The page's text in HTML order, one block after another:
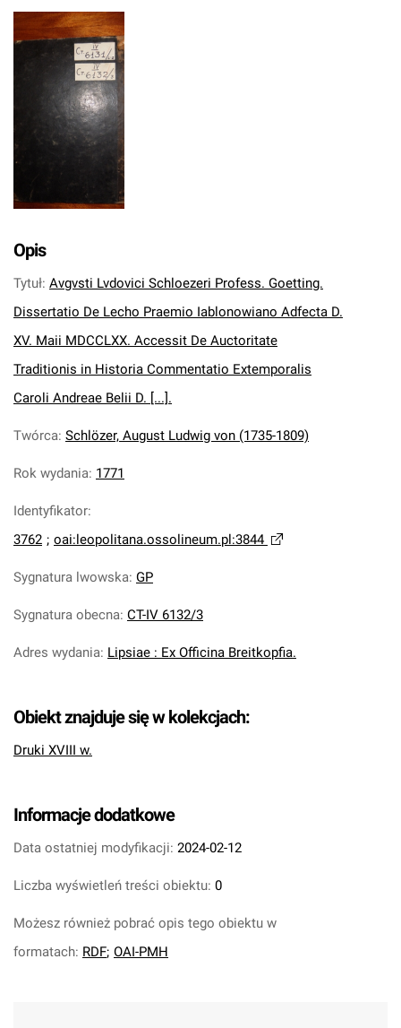
Opis
Tytuł: Avgvsti Lvdovici Schloezeri Profess. Goetting.
Dissertatio De Lecho Praemio Iablonowiano Adfecta D.
XV. Maii MDCCLXX. Accessit De Auctoritate
Traditionis in Historia Commentatio Extemporalis
Caroli Andreae Belii D. [...].
Twórca: Schlözer, August Ludwig von (1735-1809)
Rok wydania: 1771
Identyfikator:
3762 ; oai:leopolitana.ossolineum.pl:3844
Sygnatura lwowska: GP
Sygnatura obecna: CT-IV 6132/3
Adres wydania: Lipsiae : Ex Officina Breitkopfia.
Obiekt znajduje się w kolekcjach:
Druki XVIII w.
Informacje dodatkowe
Data ostatniej modyfikacji: 2024-02-12
Liczba wyświetleń treści obiektu: 0
Możesz również pobrać opis tego obiektu w
formatach: RDF; OAI-PMH